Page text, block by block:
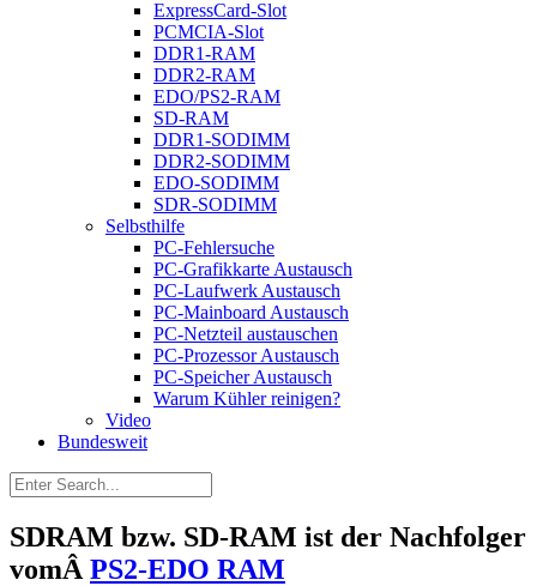
ExpressCard-Slot
PCMCIA-Slot
DDR1-RAM
DDR2-RAM
EDO/PS2-RAM
SD-RAM
DDR1-SODIMM
DDR2-SODIMM
EDO-SODIMM
SDR-SODIMM
Selbsthilfe
PC-Fehlersuche
PC-Grafikkarte Austausch
PC-Laufwerk Austausch
PC-Mainboard Austausch
PC-Netzteil austauschen
PC-Prozessor Austausch
PC-Speicher Austausch
Warum Kühler reinigen?
Video
Bundesweit
SDRAM bzw. SD-RAM ist der Nachfolger
vomÂ PS2-EDO RAM